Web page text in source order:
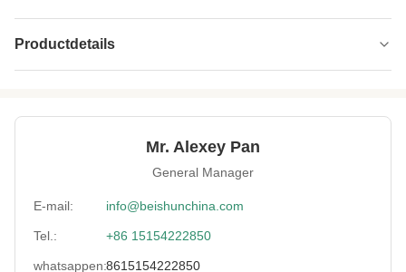
Productdetails
Roller Diameter: 200400mm
Max Pressure: 10MPa
Mr. Alexey Pan
General Manager
E-mail: info@beishunchina.com
Tel.: +86 15154222850
whatsappen:8615154222850